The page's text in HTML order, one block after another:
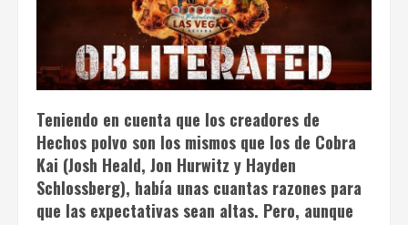
Teniendo en cuenta que los creadores de
Hechos polvo son los mismos que los de Cobra
Kai (Josh Heald, Jon Hurwitz y Hayden
Schlossberg), había unas cuantas razones para
que las expectativas sean altas. Pero, aunque